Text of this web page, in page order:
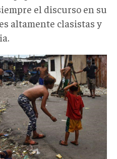
el discurso en su
altamente clasistas y